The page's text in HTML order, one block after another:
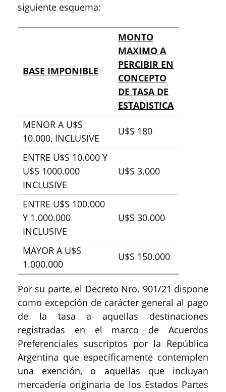
siguiente esquema:
BASE IMPONIBLE
MONTO
MAXIMO A
PERCIBIR EN
CONCEPTO
DE TASA DE
ESTADISTICA
MENOR A U$S
10.000, INCLUSIVE
U$S 180
ENTRE U$S 10.000 Y
U$S 1000.000
INCLUSIVE
U$S 3.000
ENTRE U$S 100.000
Y 1.000.000
INCLUSIVE
U$S 30.000
MAYOR A U$S
1.000.000
U$S 150.000
Por su parte, el Decreto Nro. 901/21 dispone
como excepción de carácter general al pago
de la tasa a aquellas destinaciones
registradas en el marco de Acuerdos
Preferenciales suscriptos por la República
Argentina que específicamente contemplen
una exención, o aquellas que incluyan
mercadería originaria de los Estados Partes